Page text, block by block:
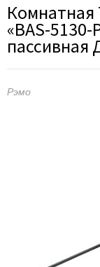
Комнатная
«BAS-
Рэмо